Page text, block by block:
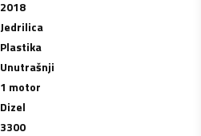
2018
Jedrilica
Plastika
Unutrašnji
1 motor
Dizel
3300